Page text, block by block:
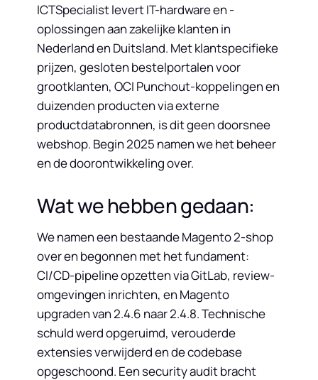
ICTSpecialist levert IT-hardware en -
oplossingen aan zakelijke klanten in
Nederland en Duitsland. Met klantspecifieke
prijzen, gesloten bestelportalen voor
grootklanten, OCI Punchout-koppelingen en
duizenden producten via externe
productdatabronnen, is dit geen doorsnee
webshop. Begin 2025 namen we het beheer
en de doorontwikkeling over.
Wat we hebben gedaan:
We namen een bestaande Magento 2-shop
over en begonnen met het fundament:
CI/CD-pipeline opzetten via GitLab, review-
omgevingen inrichten, en Magento
upgraden van 2.4.6 naar 2.4.8. Technische
schuld werd opgeruimd, verouderde
extensies verwijderd en de codebase
opgeschoond. Een security audit bracht